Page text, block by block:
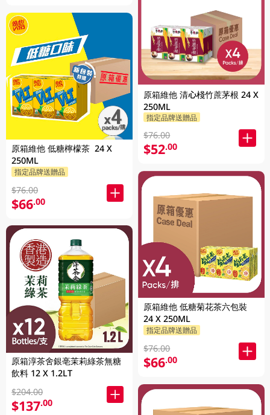
原箱維他 低糖檸檬茶 24 X
250ML
指定品牌送贈品
$76.00
$66.00
原箱淳茶舍銀亳茉莉綠茶無糖
飲料 12 X 1.2LT
$204.00
$137.00
原箱維他 清心棧竹蔗茅根 24 X
250ML
指定品牌送贈品
$76.00
$52.00
原箱維他 低糖菊花茶六包裝
24 X 250ML
指定品牌送贈品
$76.00
$66.00